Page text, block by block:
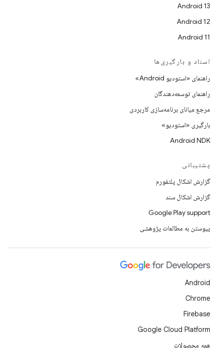
Android 13
Android 12
Android 11
اسناد و بارگیری‌ها
راهنمای «استودیو Android»
راهنمای توسعه‌دهندگان
مرجع میانای برنامه‌سازی کاربردی
بارگیری «استودیو»
Android NDK
پشتیبانی
گزارش اشکال پلتفورم
گزارش اشکال سند
Google Play support
پیوستن به مطالعات پژوهشی
Android
Chrome
Firebase
Google Cloud Platform
همه محصولات